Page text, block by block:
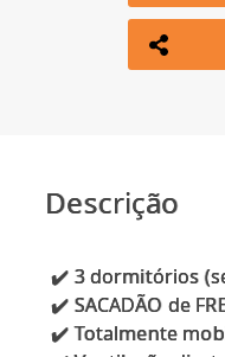
Descrição
✔️ 3 dormitórios
✔️ SACADÃO de
✔️ Totalmente